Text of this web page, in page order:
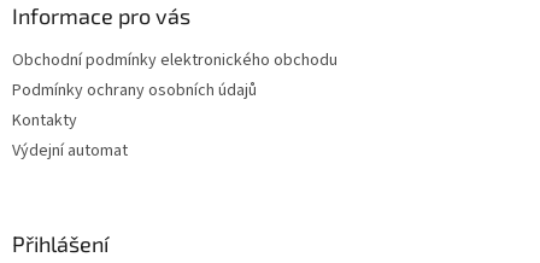
Informace pro vás
Obchodní podmínky elektronického obchodu
Podmínky ochrany osobních údajů
Kontakty
Výdejní automat
Přihlášení